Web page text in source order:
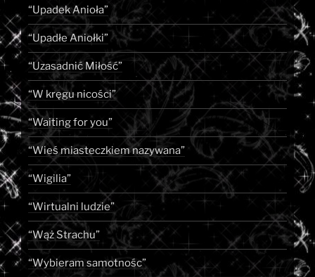
“Upadek Anioła”
“Upadłe Aniołki”
“Uzasadnić Miłość”
“W kręgu nicości”
“Waiting for you”
“Wieś miasteczkiem nazywana”
“Wigilia”
“Wirtualni ludzie”
“Wąż Strachu”
“Wybieram samotnośc”